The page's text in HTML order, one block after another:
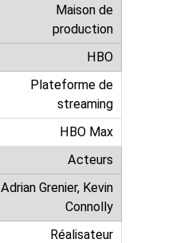
Maison de
production
HBO
Plateforme de
streaming
HBO Max
Acteurs
Adrian Grenier, Kevin
Connolly
Réalisateur